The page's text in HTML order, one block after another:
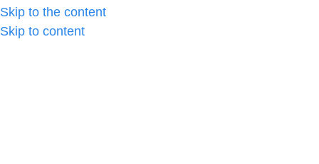
Skip to the content
Skip to content